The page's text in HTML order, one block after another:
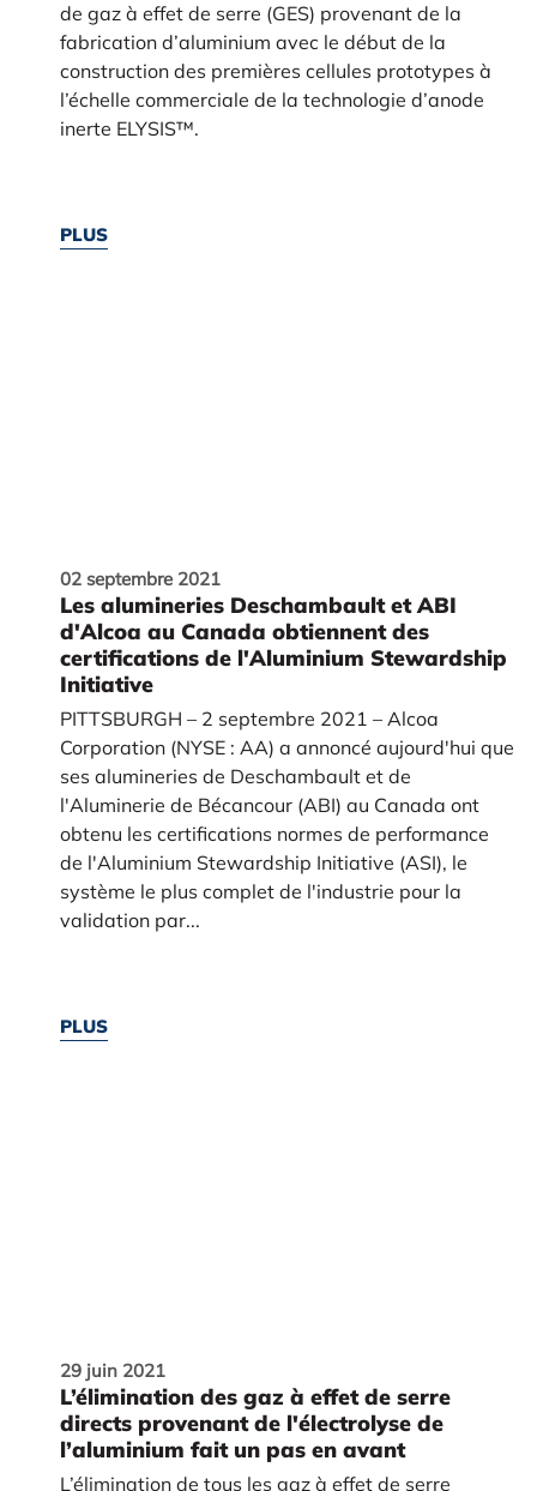
de gaz à effet de serre (GES) provenant de la
fabrication d’aluminium avec le début de la
construction des premières cellules prototypes à
l’échelle commerciale de la technologie d’anode
inerte ELYSIS™.
PLUS
02 septembre 2021
Les alumineries Deschambault et ABI
d'Alcoa au Canada obtiennent des
certifications de l'Aluminium Stewardship
Initiative
PITTSBURGH – 2 septembre 2021 – Alcoa
Corporation (NYSE : AA) a annoncé aujourd'hui que
ses alumineries de Deschambault et de
l'Aluminerie de Bécancour (ABI) au Canada ont
obtenu les certifications normes de performance
de l'Aluminium Stewardship Initiative (ASI), le
système le plus complet de l'industrie pour la
validation par...
PLUS
29 juin 2021
L’élimination des gaz à effet de serre
directs provenant de l'électrolyse de
l’aluminium fait un pas en avant
L’élimination de tous les gaz à effet de serre